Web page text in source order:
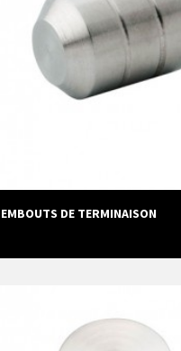
EMBOUTS DE TERMINAISON